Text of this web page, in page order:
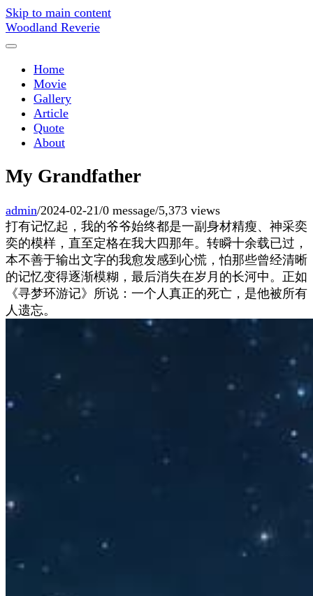
Skip to main content
Woodland Reverie
Home
Movie
Gallery
Article
Quote
About
My Grandfather
admin/2024-02-21/0 message/5,373 views
打有记忆起，我的爷爷始终都是一副身材精瘦、神采奕
奕的模样，直至定格在我大四那年。转瞬十余载已过，
本不善于输出文字的我愈发感到心慌，怕那些曾经清晰
的记忆变得逐渐模糊，最后消失在岁月的长河中。正如
《寻梦环游记》所说：一个人真正的死亡，是他被所有
人遗忘。